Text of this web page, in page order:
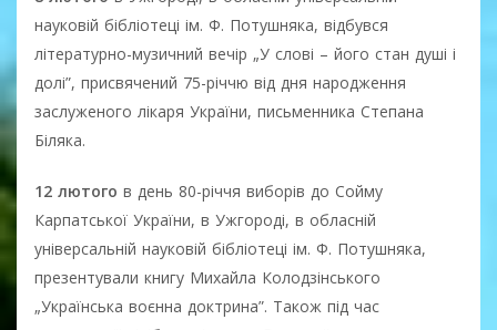
науковій бібліотеці ім. Ф. Потушняка, відбувся
літературно-музичний вечір „У слові – його стан душі і
долі”, присвячений 75-річчю від дня народження
заслуженого лікаря України, письменника Степана
Біляка.
12 лютого в день 80-річчя виборів до Сойму
Карпатської України, в Ужгороді, в обласній
універсальній науковій бібліотеці ім. Ф. Потушняка,
презентували книгу Михайла Колодзінського
„Українська воєнна доктрина”. Також під час